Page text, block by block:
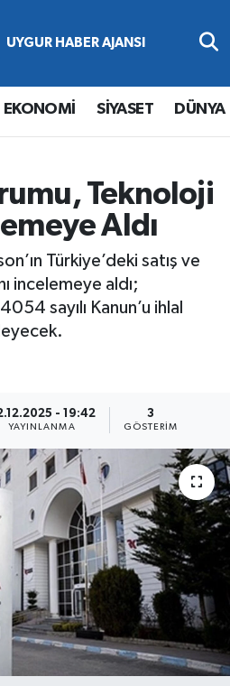
EKONOMİ SİYASET DÜNYA
Teknoloji
Aldı
Türkiye’deki satış ve
incelemeye aldı;
sayılı Kanun’u ihlal
- 19:42
YAYINLANMA
3
GÖSTERIM
ve Fikstür